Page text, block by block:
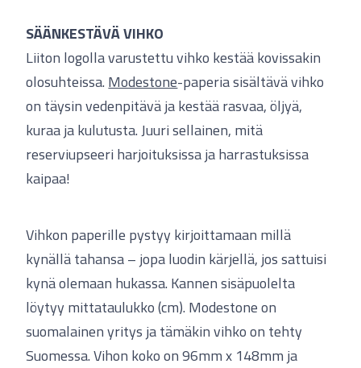
SÄÄNKESTÄVÄ VIHKO
Liiton logolla varustettu vihko kestää kovissakin
olosuhteissa. Modestone-paperia sisältävä vihko
on täysin vedenpitävä ja kestää rasvaa, öljyä,
kuraa ja kulutusta. Juuri sellainen, mitä
reserviupseeri harjoituksissa ja harrastuksissa
kaipaa!
Vihkon paperille pystyy kirjoittamaan millä
kynällä tahansa – jopa luodin kärjellä, jos sattuisi
kynä olemaan hukassa. Kannen sisäpuolelta
löytyy mittataulukko (cm). Modestone on
suomalainen yritys ja tämäkin vihko on tehty
Suomessa. Vihon koko on 96mm x 148mm ja